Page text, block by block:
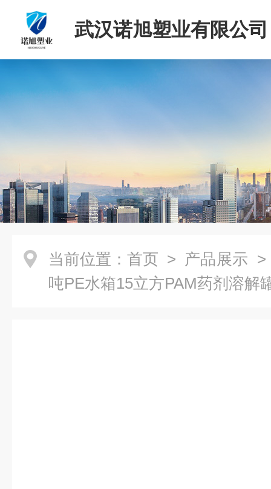
武汉诺旭塑业有限公司
当前位置： 首页 > 产品展示
吨PE水箱15立方PAM药剂溶解